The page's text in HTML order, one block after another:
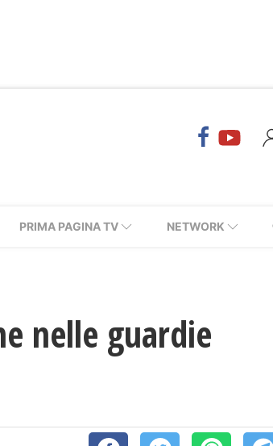
PRIMA PAGINA TV NETWORK
nelle guardie